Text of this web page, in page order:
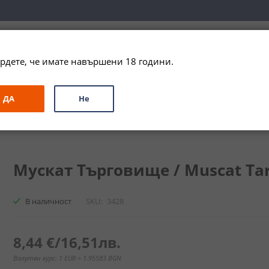
ЗА ПОДАРЪК ПРОМО СПЕЦИАЛНИ ПРЕДЛОЖЕНИЯ
Мускат Търговище / Muscat
В наличност SKU 3428
8,44 €/16,51лв.
Валутен курс: 1 EUR = 1.95583 BGN
че имате навършени 18 години.
ДА Не